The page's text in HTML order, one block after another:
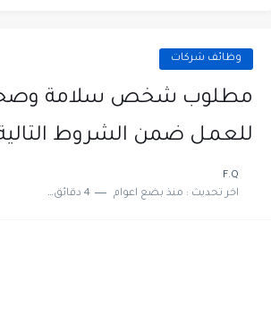
وظائف شركات
مطلوب شخص سلامة وصحة
للعمـل ضمن الشروط
F.Q
اخر تحديث : منذ بضع اعوام 4 دقائق للقراءة